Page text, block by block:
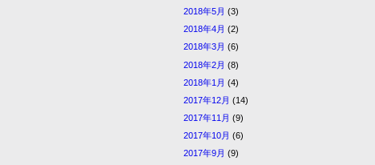
2018年5月 (3)
2018年4月 (2)
2018年3月 (6)
2018年2月 (8)
2018年1月 (4)
2017年12月 (14)
2017年11月 (9)
2017年10月 (6)
2017年9月 (9)